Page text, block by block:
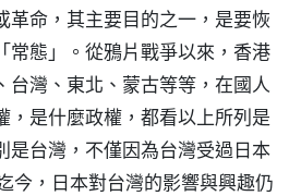
革命，其主要目的之一，是要恢
常態」。從鴉片戰爭以來，香港
台灣、東北、蒙古等等，在國人
，是什麼政權，都看以上所列是
是台灣，不僅因為台灣受過日本
今，日本對台灣的影響與興趣仍